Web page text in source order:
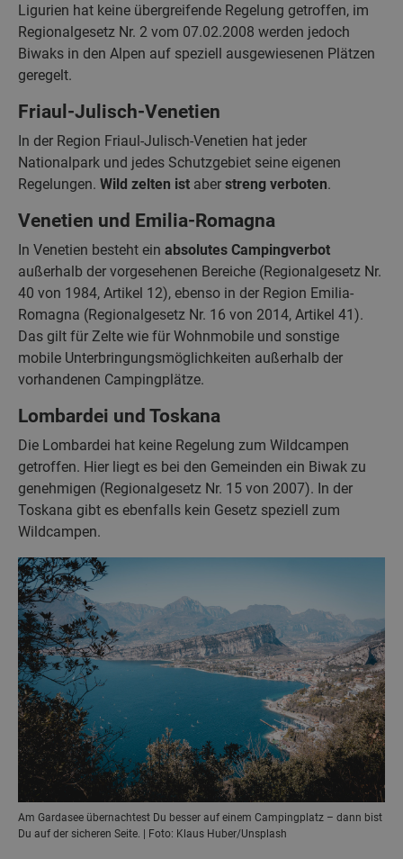
Ligurien hat keine übergreifende Regelung getroffen, im
Regionalgesetz Nr. 2 vom 07.02.2008 werden jedoch
Biwaks in den Alpen auf speziell ausgewiesenen Plätzen
geregelt.
Friaul-Julisch-Venetien
In der Region Friaul-Julisch-Venetien hat jeder
Nationalpark und jedes Schutzgebiet seine eigenen
Regelungen. Wild zelten ist aber streng verboten.
Venetien und Emilia-Romagna
In Venetien besteht ein absolutes Campingverbot
außerhalb der vorgesehenen Bereiche (Regionalgesetz Nr.
40 von 1984, Artikel 12), ebenso in der Region Emilia-
Romagna (Regionalgesetz Nr. 16 von 2014, Artikel 41).
Das gilt für Zelte wie für Wohnmobile und sonstige
mobile Unterbringungsmöglichkeiten außerhalb der
vorhandenen Campingplätze.
Lombardei und Toskana
Die Lombardei hat keine Regelung zum Wildcampen
getroffen. Hier liegt es bei den Gemeinden ein Biwak zu
genehmigen (Regionalgesetz Nr. 15 von 2007). In der
Toskana gibt es ebenfalls kein Gesetz speziell zum
Wildcampen.
Am Gardasee übernachtest Du besser auf einem Campingplatz – dann bist
Du auf der sicheren Seite. | Foto: Klaus Huber/Unsplash